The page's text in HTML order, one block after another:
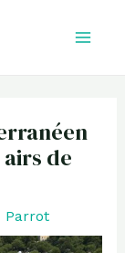
de
Parrot